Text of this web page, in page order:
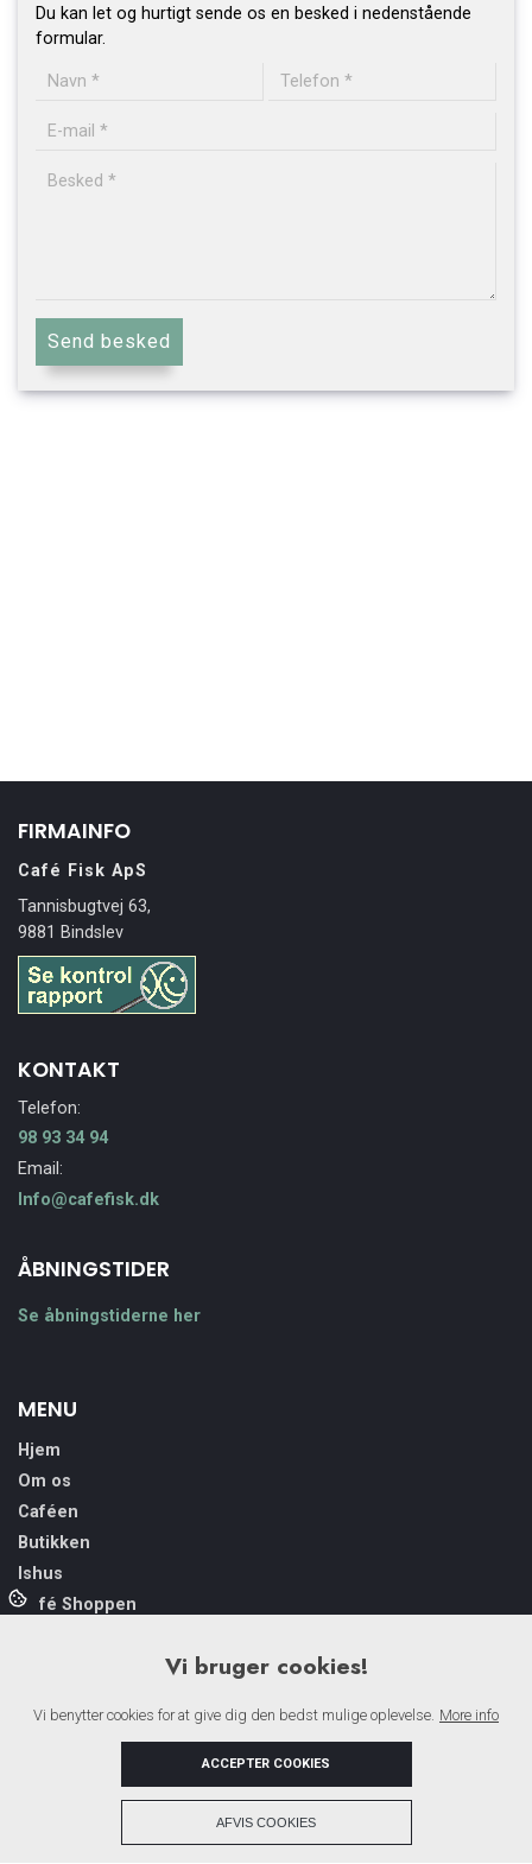
Du kan let og hurtigt sende os en besked i nedenstående
formular.
FIRMAINFO
Café Fisk ApS
Tannisbugtvej 63,
9881 Bindslev
KONTAKT
Telefon:
98 93 34 94
Email:
Info@cafefisk.dk
ÅBNINGSTIDER
Se åbningstiderne her
MENU
Hjem
Om os
Caféen
Butikken
Ishus
Café Shoppen
Vi bruger cookies!
Vi benytter cookies for at give dig den bedst mulige oplevelse. More info
ACCEPTER COOKIES
AFVIS COOKIES